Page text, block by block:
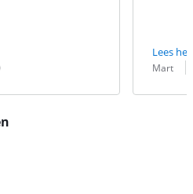
Lees
Mart
Datum: